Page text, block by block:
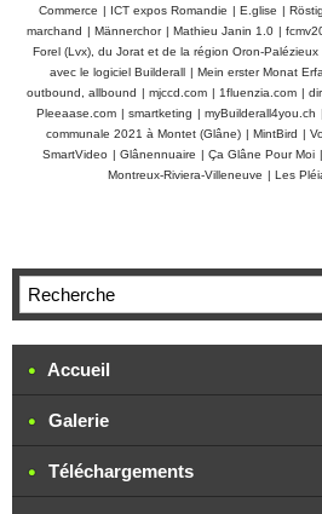
Commerce | ICT expos Romandie | E.glise |
marchand | Männerchor | Mathieu Janin 1.0 |
Forel (Lvx), du Jorat et de la région Oron-Palézieux
avec le logiciel Builderall | Mein erster Monat
outbound, allbound | mjccd.com | 1fluenzia.com |
Pleeaase.com | smartketing | myBuilderall4you.ch |
communale 2021 à Montet (Glâne) | MintBird |
SmartVideo | Glânennuaire | Ça Glâne Pour Moi |
Montreux-Riviera-Villeneuve | Les
Accueil
Galerie
Téléchargements